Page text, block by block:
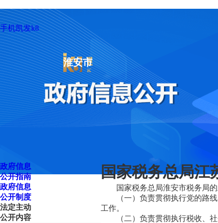
手机凯发k8
淮安市
政府信息
公开指南
政府信息
公开制度
法定主动
公开内容
国家税务总局江
国家税务总局淮安市税务局
（一）负责贯彻执行党的路
工作。
（二）负责贯彻执行税收、